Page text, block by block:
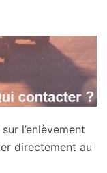
l’enlèvement
directement au